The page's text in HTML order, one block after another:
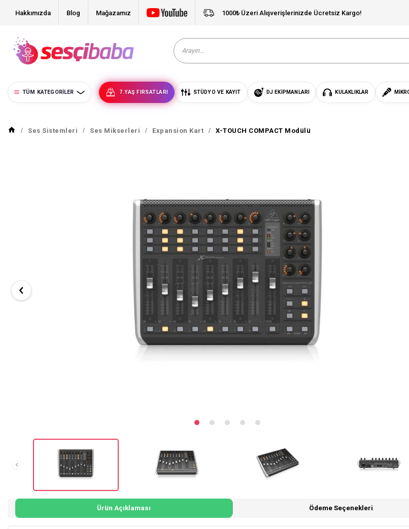
Hakkımızda Blog Mağazamız 1000₺ Üzeri Alışverişlerinizde Ücretsiz Kargo!
TÜM KATEGORILER 7.YAŞ FIRSATLARI STÜDYO VE KAYIT DJ EKIPMANLARI KULAKLIKLAR
Ses Sistemleri Ses Mikserleri Expansion Kart X-TOUCH COMPACT Modülü
Ürün Açıklaması Ödeme Seçenekleri